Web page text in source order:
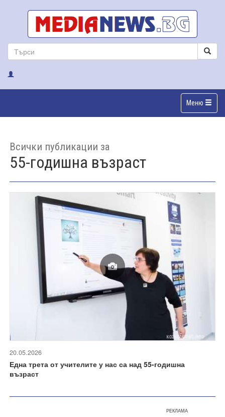
Меню
Всички публикации за
55-годишна възраст
20.05.2026
Една трета от учителите у нас са над 55-годишна
възраст
РЕКЛАМА